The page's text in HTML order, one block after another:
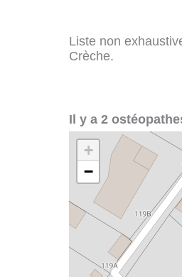
Liste non
Crèche.
Il y a 2
+
−